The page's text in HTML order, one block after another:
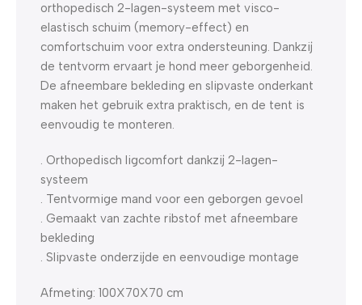
orthopedisch 2-lagen-systeem met visco-
elastisch schuim (memory-effect) en
comfortschuim voor extra ondersteuning. Dankzij
de tentvorm ervaart je hond meer geborgenheid.
De afneembare bekleding en slipvaste onderkant
maken het gebruik extra praktisch, en de tent is
eenvoudig te monteren.
. Orthopedisch ligcomfort dankzij 2-lagen-
systeem
. Tentvormige mand voor een geborgen gevoel
. Gemaakt van zachte ribstof met afneembare
bekleding
. Slipvaste onderzijde en eenvoudige montage
Afmeting: 100X70X70 cm